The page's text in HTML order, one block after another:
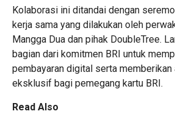
Kolaborasi ini ditandai dengan
kerja sama yang dilakukan oleh
Mangga Dua dan pihak DoubleTree.
bagian dari komitmen BRI untuk
pembayaran digital serta
eksklusif bagi pemegang kartu BRI.
Read Also